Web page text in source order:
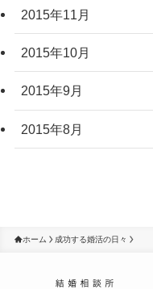
2015年11月
2015年10月
2015年9月
2015年8月
ホーム 成功する婚活の日々